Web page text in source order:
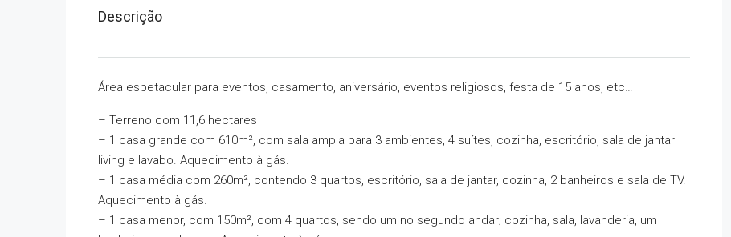
Descrição
Área espetacular para eventos, casamento, aniversário, eventos religiosos, festa de 15 anos, etc…
– Terreno com 11,6 hectares
– 1 casa grande com 610m², com sala ampla para 3 ambientes, 4 suítes, cozinha, escritório, sala de jantar
living e lavabo. Aquecimento à gás.
– 1 casa média com 260m², contendo 3 quartos, escritório, sala de jantar, cozinha, 2 banheiros e sala de TV.
Aquecimento à gás.
– 1 casa menor, com 150m², com 4 quartos, sendo um no segundo andar; cozinha, sala, lavanderia, um